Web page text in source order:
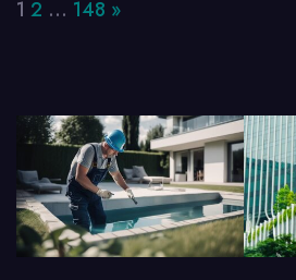
Page:
1 2 … 148 Next
»